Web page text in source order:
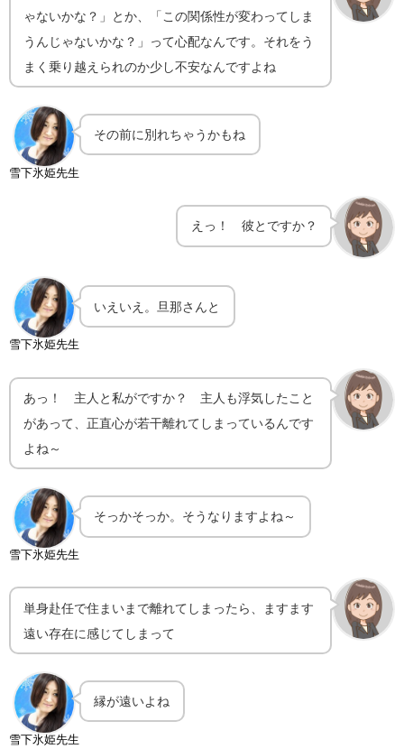
ゃないかな？」とか、「この関係性が変わってしま
うんじゃないかな？」って心配なんです。それをう
まく乗り越えられのか少し不安なんですよね
雪下氷姫先生
その前に別れちゃうかもね
えっ！ 彼とですか？
雪下氷姫先生
いえいえ。旦那さんと
あっ！ 主人と私がですか？ 主人も浮気したこと
があって、正直心が若干離れてしまっているんです
よね～
雪下氷姫先生
そっかそっか。そうなりますよね～
単身赴任で住まいまで離れてしまったら、ますます
遠い存在に感じてしまって
雪下氷姫先生
縁が遠いよね